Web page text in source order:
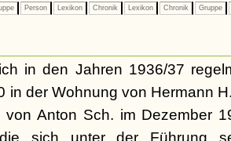
Person Lexikon Chronik Lexikon Chronik Gruppe
in den Jahren 1936/37
in der Wohnung von Hermann
von Anton Sch. im Dezember
sich unter der Führung